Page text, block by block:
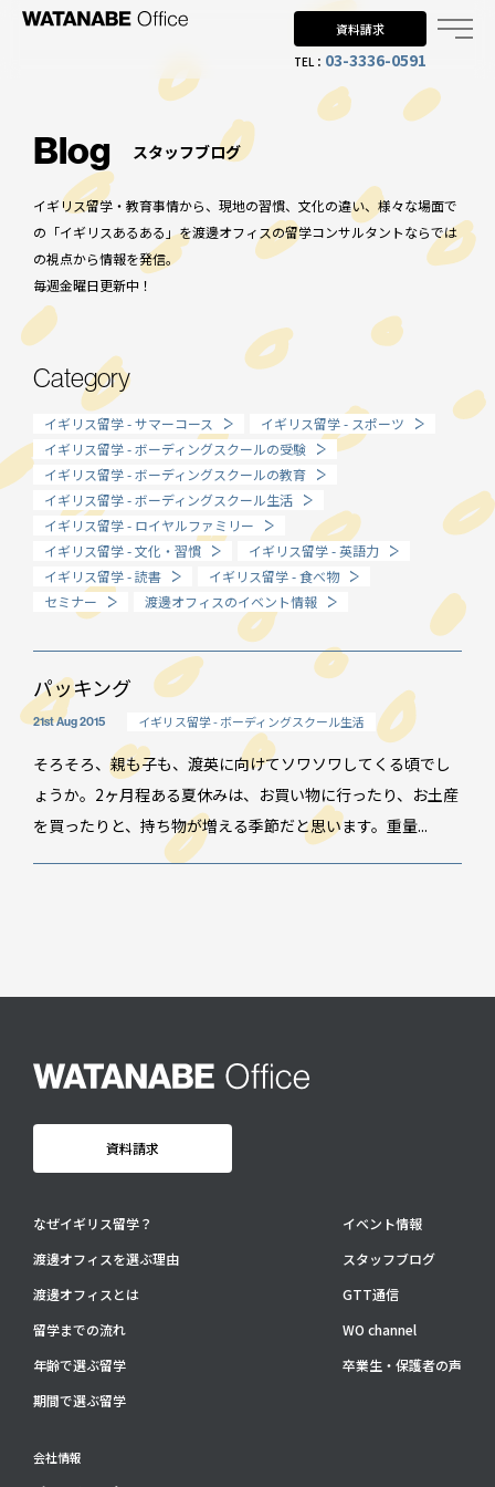
資料請求
TEL： 03-3336-0591
Why UK?
なぜイギリス留学？
Why WO?
渡邊オフィスを選ぶ理由
Planning
When?
年齢で選ぶ留学
How long?
期間で選ぶ留学
イベント情報
アクセス
プライバシーポリシー
採用情報
お問い合わせ： (平日9:30-17:30)
Please contact
for English information.
Blog スタッフブログ
イギリス留学・教育事情から、現地の習慣、文化の違い、様々な場面で
の「イギリスあるある」を渡邊オフィスの留学コンサルタントならでは
の視点から情報を発信。
毎週金曜日更新中！
Category
イギリス留学 - サマーコース
イギリス留学 - スポーツ
イギリス留学 - ボーディングスクールの受験
イギリス留学 - ボーディングスクールの教育
イギリス留学 - ボーディングスクール生活
イギリス留学 - ロイヤルファミリー
イギリス留学 - 文化・習慣
イギリス留学 - 英語力
イギリス留学 - 読書
イギリス留学 - 食べ物
セミナー
渡邊オフィスのイベント情報
パッキング
21st Aug 2015 イギリス留学 - ボーディングスクール生活
そろそろ、親も子も、渡英に向けてソワソワしてくる頃でし
ょうか。2ヶ月程ある夏休みは、お買い物に行ったり、お土産
を買ったりと、持ち物が増える季節だと思います。重量...
資料請求
なぜイギリス留学？
渡邊オフィスを選ぶ理由
渡邊オフィスとは
留学までの流れ
年齢で選ぶ留学
期間で選ぶ留学
イベント情報
スタッフブログ
GTT通信
WO channel
卒業生・保護者の声
会社情報